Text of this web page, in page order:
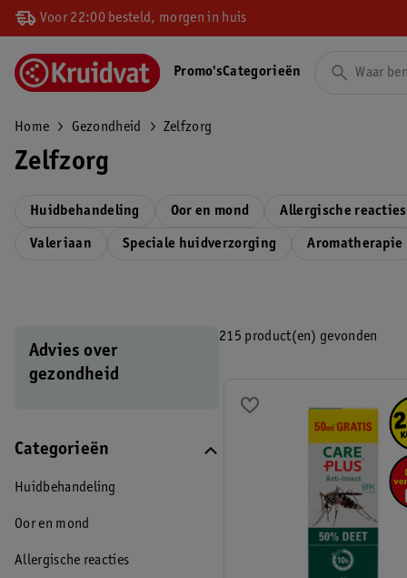
Voor 22:00 besteld, morgen in huis
Promo'sCategorieën
Home Gezondheid Zelfzorg
Zelfzorg
Huidbehandeling Oor en mond Allergische reacties
Valeriaan Speciale huidverzorging Aromatherapie
Advies over
gezondheid
Categorieën
Huidbehandeling
Oor en mond
Allergische reacties
215 product(en) gevonden